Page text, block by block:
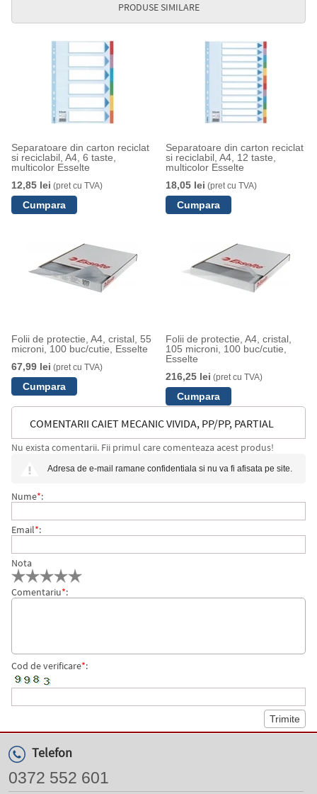
PRODUSE SIMILARE
Separatoare din carton reciclat
si reciclabil, A4, 6 taste,
multicolor Esselte
12,85 lei (pret cu TVA)
Separatoare din carton reciclat
si reciclabil, A4, 12 taste,
multicolor Esselte
18,05 lei (pret cu TVA)
Folii de protectie, A4, cristal, 55
microni, 100 buc/cutie, Esselte
67,99 lei (pret cu TVA)
Folii de protectie, A4, cristal,
105 microni, 100 buc/cutie,
Esselte
216,25 lei (pret cu TVA)
COMENTARII CAIET MECANIC VIVIDA, PP/PP, PARTIAL
RECICLAT, CERTIFICARE FSC, A4, MECANISM 2RR, INEL
Nu exista comentarii. Fii primul care comenteaza acest produs!
Adresa de e-mail ramane confidentiala si nu va fi afisata pe site.
Nume*:
Email*:
Nota
Comentariu*:
Cod de verificare*:
Telefon
0372 552 601